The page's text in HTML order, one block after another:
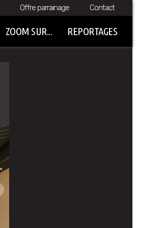
Offre parrainage Contact
ZOOM SUR... REPORTAGES